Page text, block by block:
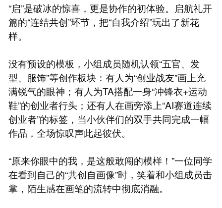
“启”是破冰的惊喜，更是协作的初体验。启航礼开
篇的“连结共创”环节，把“自我介绍”玩出了新花
样。
没有预设的模板，小组成员随机认领“五官、发
型、服饰”等创作板块：有人为“创业战友”画上充
满锐气的眼神；有人为TA搭配一身“冲锋衣+运动
鞋”的创业者行头；还有人在画旁添上“AI赛道连续
创业者”的标签，当小伙伴们的双手共同完成一幅
作品，全场惊叹声此起彼伏。
“原来你眼中的我，是这般敢闯的模样！”一位同学
在看到自己的“共创自画像”时，笑着和小组成员击
掌，陌生感在画笔的流转中彻底消融。